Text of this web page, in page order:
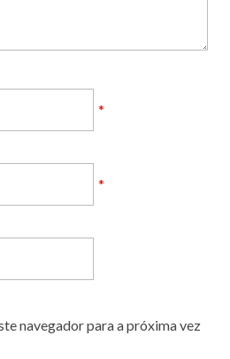
*
*
navegador para a próxima vez